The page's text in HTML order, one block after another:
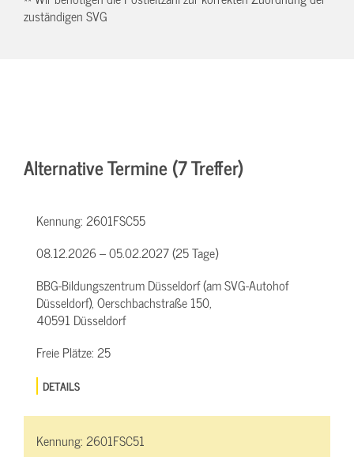
zuständigen SVG
Alternative Termine (7 Treffer)
Kennung:2601FSC55
08.12.2026 – 05.02.2027 (25 Tage)
BBG-Bildungszentrum Düsseldorf (am SVG-Autohof
Düsseldorf), Oerschbachstraße 150,
40591 Düsseldorf
Freie Plätze:25
DETAILS
Kennung:2601FSC51